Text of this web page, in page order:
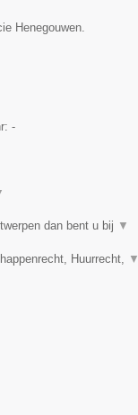
Henegouwen.
-
dan bent u bij ▼
Huurrecht, ▼